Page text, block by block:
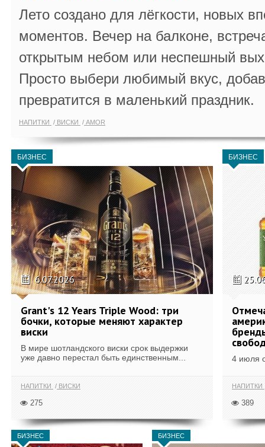
Лето создано для лёгкости, новых
моментов. Вечер на балконе,
открытым небом или неспешный
Просто выбери любимый вкус,
превратится в маленький праздник.
НАПИТКИ ВИСКИ AMOR
БИЗНЕС
6.07.2026
Grant's 12 Years Triple Wood: три
бочки, которые меняют характер
виски
В мире шотландского виски срок выдержки
уже давно перестал быть единственным...
НАПИТКИ ВИСКИ
275
БИЗНЕС
4 июля
НАПИТКИ
389
БИЗНЕС БИЗНЕС